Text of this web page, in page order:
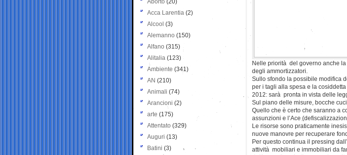
Nelle priorità del governo anche
degli ammortizzatori.
Sullo sfondo la possibile modifica
per i tagli alla spesa e la
2012: sarà pronta in vista delle
Sul piano delle misure, bocche
Quello che è certo che saranno a
assunzioni e l’Ace
Le risorse sono praticamente
nuove manovre per recuperare
Per questo continua il pressing
attività mobiliari e immobiliari da
Aborto (20)
Acca Larentia (2)
Alcool (3)
Alemanno (150)
Alfano (315)
Alitalia (123)
Ambiente (341)
AN (210)
Animali (74)
Arancioni (2)
arte (175)
Attentato (329)
Auguri (13)
Batini (3)